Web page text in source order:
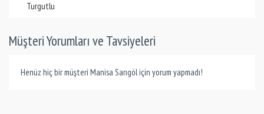
Turgutlu
Müşteri Yorumları ve Tavsiyeleri
Henüz hiç bir müşteri Manisa Sarıgöl için yorum yapmadı!